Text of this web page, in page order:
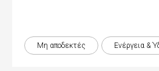
Μη αποδεκτές Ενέργεια &